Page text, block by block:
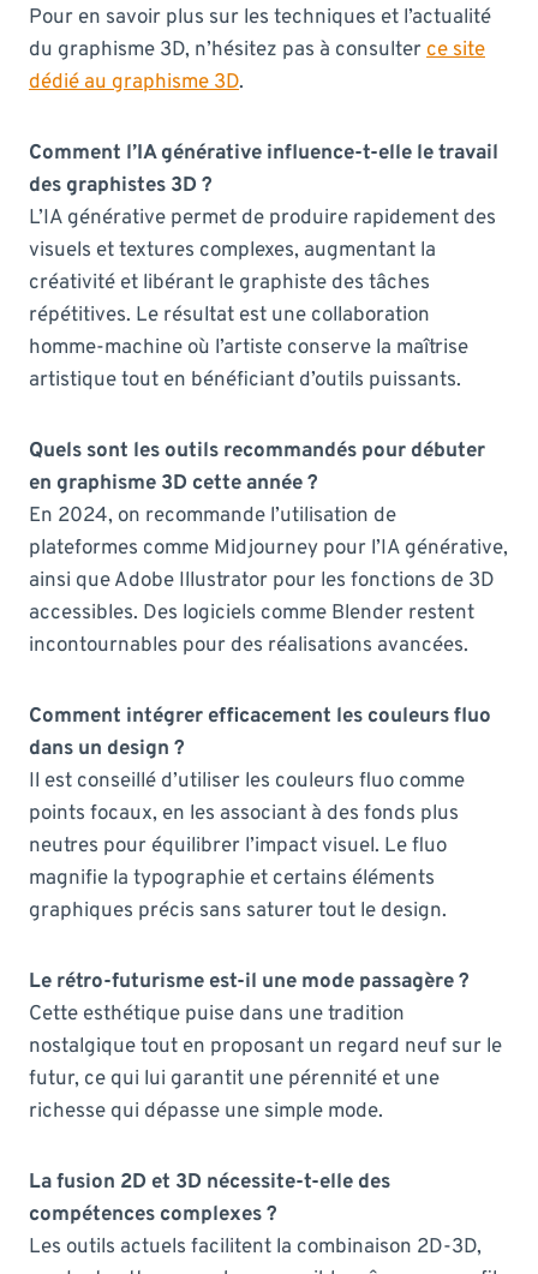
Pour en savoir plus sur les techniques et l’actualité
du graphisme 3D, n’hésitez pas à consulterce site
dédié au graphisme 3D.
Comment l’IA générative influence-t-elle le travail
des graphistes 3D ?
L’IA générative permet de produire rapidement des
visuels et textures complexes, augmentant la
créativité et libérant le graphiste des tâches
répétitives. Le résultat est une collaboration
homme-machine où l’artiste conserve la maîtrise
artistique tout en bénéficiant d’outils puissants.
Quels sont les outils recommandés pour débuter
en graphisme 3D cette année ?
En 2024, on recommande l’utilisation de
plateformes comme Midjourney pour l’IA générative,
ainsi que Adobe Illustrator pour les fonctions de 3D
accessibles. Des logiciels comme Blender restent
incontournables pour des réalisations avancées.
Comment intégrer efficacement les couleurs fluo
dans un design ?
Il est conseillé d’utiliser les couleurs fluo comme
points focaux, en les associant à des fonds plus
neutres pour équilibrer l’impact visuel. Le fluo
magnifie la typographie et certains éléments
graphiques précis sans saturer tout le design.
Le rétro-futurisme est-il une mode passagère ?
Cette esthétique puise dans une tradition
nostalgique tout en proposant un regard neuf sur le
futur, ce qui lui garantit une pérennité et une
richesse qui dépasse une simple mode.
La fusion 2D et 3D nécessite-t-elle des
compétences complexes ?
Les outils actuels facilitent la combinaison 2D-3D,